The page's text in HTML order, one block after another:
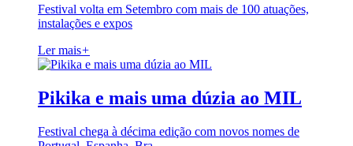
Festival volta em Setembro com mais de 100 atuações,
instalações e expos
Ler mais+
Pikika e mais uma dúzia ao MIL
Festival chega à décima edição com novos nomes de